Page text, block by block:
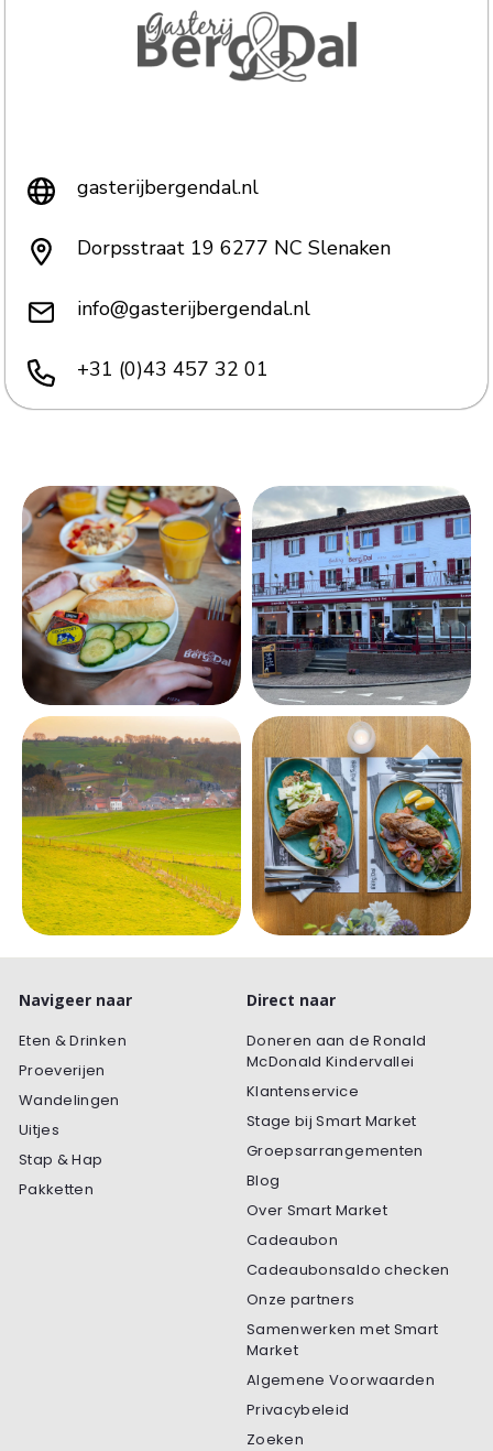
gasterijbergendal.nl
Dorpsstraat 19 6277 NC Slenaken
info@gasterijbergendal.nl
+31 (0)43 457 32 01
Navigeer naar
Eten & Drinken
Proeverijen
Wandelingen
Uitjes
Stap & Hap
Pakketten
Direct naar
Doneren aan de Ronald
McDonald Kindervallei
Klantenservice
Stage bij Smart Market
Groepsarrangementen
Blog
Over Smart Market
Cadeaubon
Cadeaubonsaldo checken
Onze partners
Samenwerken met Smart
Market
Algemene Voorwaarden
Privacybeleid
Zoeken